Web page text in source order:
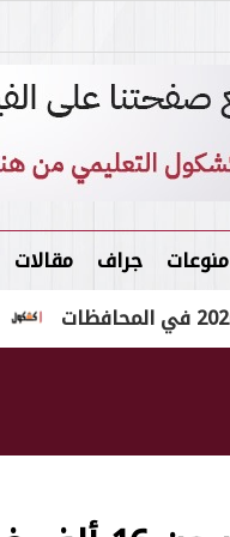
منوعات جراف مقالات
ظهرت الآن